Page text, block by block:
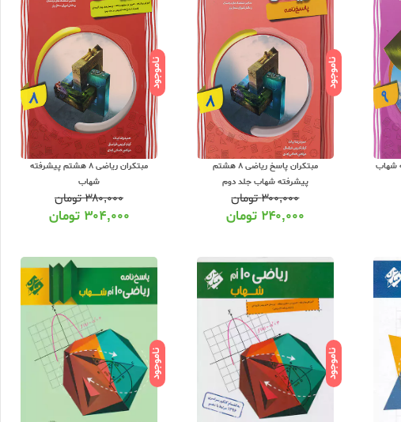
ناموجود
مبتکران پاسخ ریاضی 8 هشتم
پیشرفته شهاب جلد دوم
۳۰۰,۰۰۰تومان
۲۴۰,۰۰۰ تومان
ناموجود
مبتکران ریاضی 8 هشتم پیشرفته
شهاب
۳۸۰,۰۰۰تومان
۳۰۴,۰۰۰ تومان
ناموجود ناموجود